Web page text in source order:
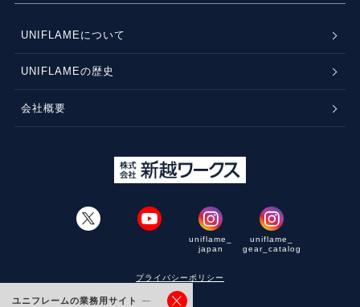
ユニフレームの業務用サイト
UNIFLAMEについて
UNIFLAMEの歴史
会社概要
uniflame_
japan
uniflame_
gear_catalog
プライバシーポリシー